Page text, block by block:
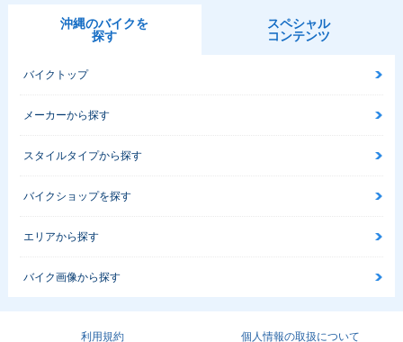
沖縄のバイクを
探す
スペシャル
コンテンツ
バイクトップ
メーカーから探す
スタイルタイプから探す
バイクショップを探す
エリアから探す
バイク画像から探す
利用規約 個人情報の取扱について